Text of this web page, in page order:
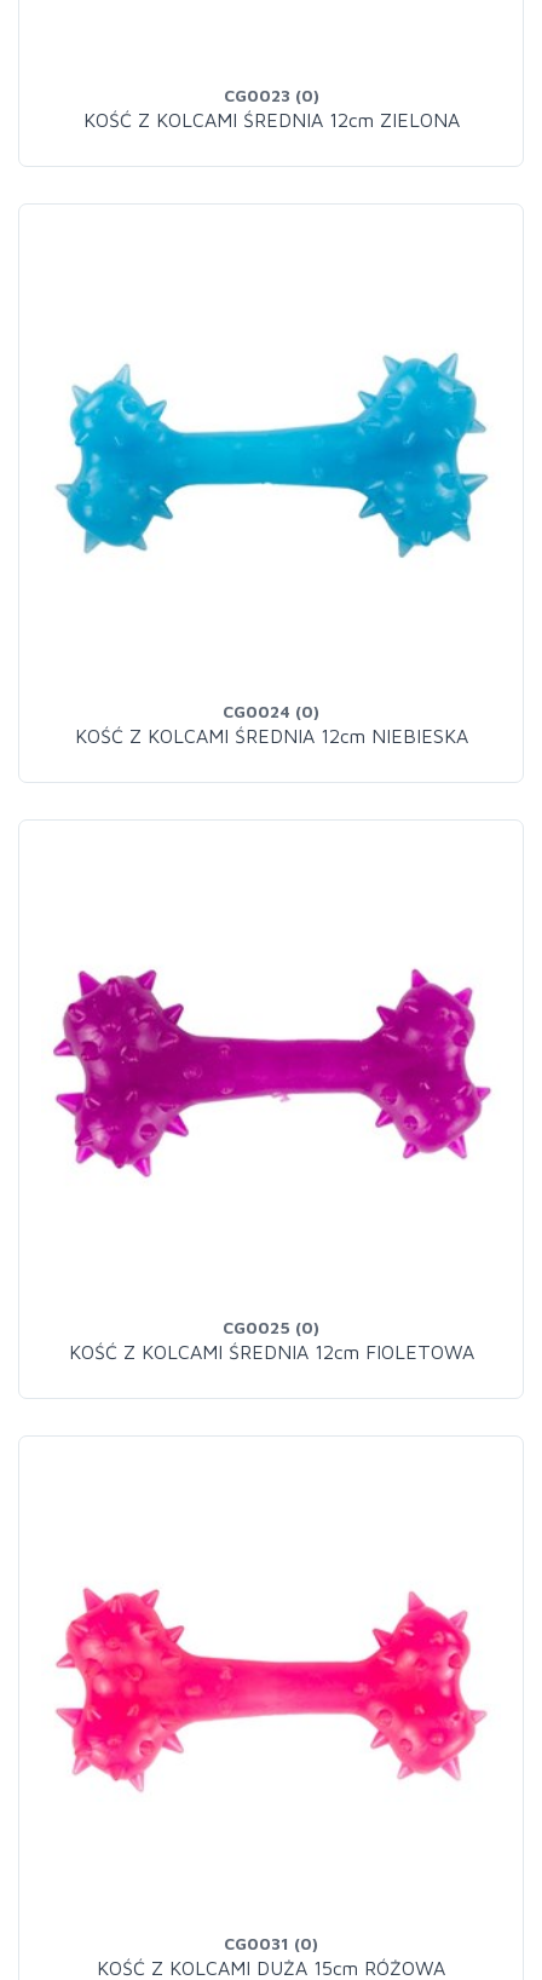
CG0023 (0)
KOŚĆ Z KOLCAMI ŚREDNIA 12cm ZIELONA
CG0024 (0)
KOŚĆ Z KOLCAMI ŚREDNIA 12cm NIEBIESKA
CG0025 (0)
KOŚĆ Z KOLCAMI ŚREDNIA 12cm FIOLETOWA
CG0031 (0)
KOŚĆ Z KOLCAMI DUŻA 15cm RÓŻOWA